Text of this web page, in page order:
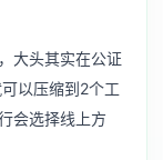
大头其实在公证
以压缩到2个工
会选择线上方